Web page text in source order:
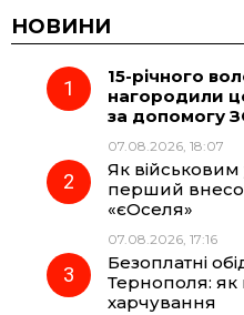
c
e
o
k
e
r
a
m
НОВИНИ
15-річного
нагородили
за допомогу
07.08.2026, 18:07
Як
перший
«єОселя»
07.08.2026, 17:16
Безоплатні
Тернополя: як
харчування